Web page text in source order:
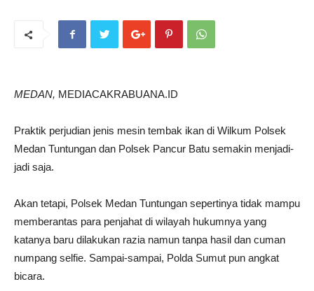
MEDAN, MEDIACAKRABUANA.ID
Praktik perjudian jenis mesin tembak ikan di Wilkum Polsek
Medan Tuntungan dan Polsek Pancur Batu semakin menjadi-
jadi saja.
Akan tetapi, Polsek Medan Tuntungan sepertinya tidak mampu
memberantas para penjahat di wilayah hukumnya yang
katanya baru dilakukan razia namun tanpa hasil dan cuman
numpang selfie. Sampai-sampai, Polda Sumut pun angkat
bicara.